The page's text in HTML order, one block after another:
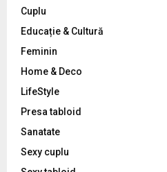
Cuplu
Educație & Cultură
Feminin
Home & Deco
LifeStyle
Presa tabloid
Sanatate
Sexy cuplu